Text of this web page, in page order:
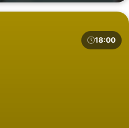
18:00